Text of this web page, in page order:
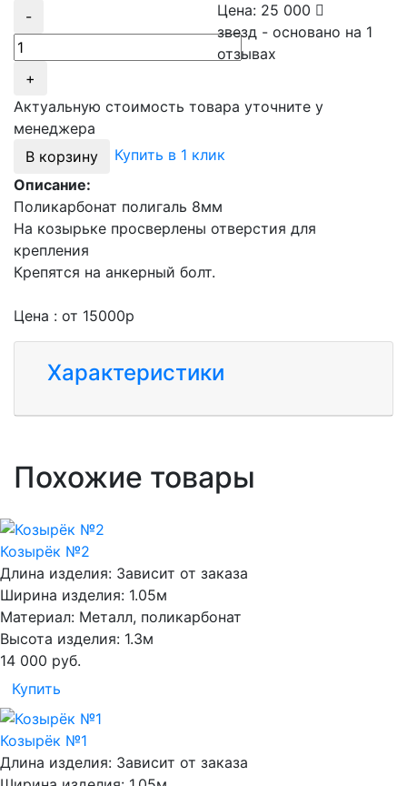
-
+
Цена: 25 000
звезд - основано на 1
отзывах
Актуальную стоимость товара уточните у
менеджера
В корзину
Купить в 1 клик
Описание:
Поликарбонат полигаль 8мм
На козырьке просверлены отверстия для
крепления
Крепятся на анкерный болт.
Цена : от 15000р
Характеристики
Похожие товары
Козырёк №2
Длина изделия: Зависит от заказа
Ширина изделия: 1.05м
Материал: Металл, поликарбонат
Высота изделия: 1.3м
14 000 руб.
Купить
Козырёк №1
Длина изделия: Зависит от заказа